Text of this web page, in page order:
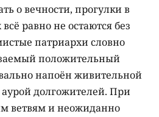
о вечности, прогулки в
равно не остаются без
патриархи словно
положительный
напоён живительной
долгожителей. При
ветвям и неожиданно